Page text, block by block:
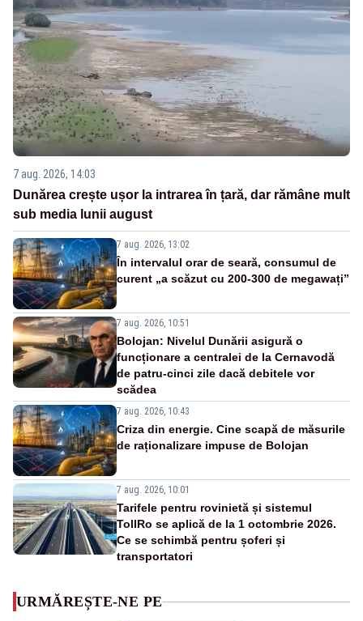
7 aug. 2026, 14:03
Dunărea crește ușor la intrarea în țară, dar rămâne mult
sub media lunii august
7 aug. 2026, 13:02
În intervalul orar de seară, consumul de
curent „a scăzut cu 200-300 de megawați”
7 aug. 2026, 10:51
Bolojan: Nivelul Dunării asigură o
funcționare a centralei de la Cernavodă
de patru-cinci zile dacă debitele vor
scădea
7 aug. 2026, 10:43
Criza din energie. Cine scapă de măsurile
de raționalizare impuse de Bolojan
7 aug. 2026, 10:01
Tarifele pentru rovinietă și sistemul
TollRo se aplică de la 1 octombrie 2026.
Ce se schimbă pentru șoferi și
transportatori
URMĂREȘTE-NE PE